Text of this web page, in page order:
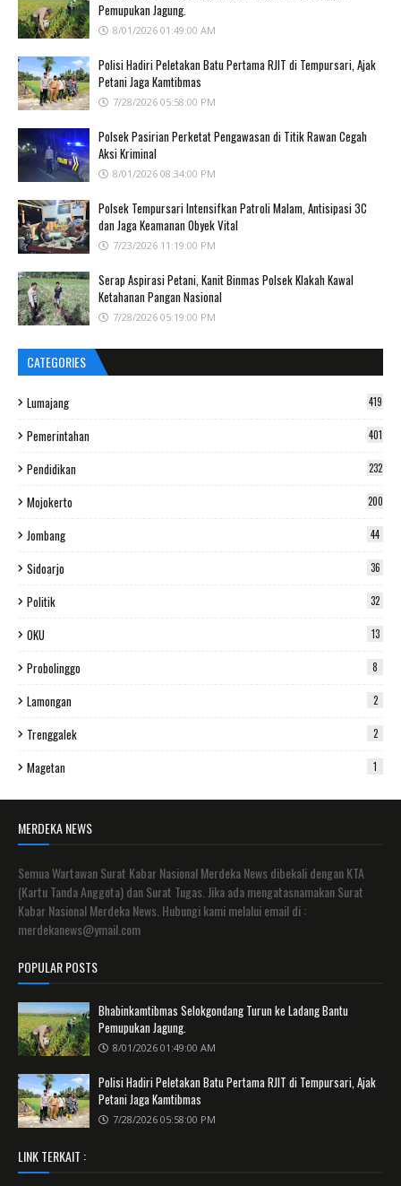
Pemupukan Jagung.
8/01/2026 01:49:00 AM
Polisi Hadiri Peletakan Batu Pertama RJIT di Tempursari, Ajak
Petani Jaga Kamtibmas
7/28/2026 05:58:00 PM
Polsek Pasirian Perketat Pengawasan di Titik Rawan Cegah
Aksi Kriminal
8/01/2026 08:34:00 PM
Polsek Tempursari Intensifkan Patroli Malam, Antisipasi 3C
dan Jaga Keamanan Obyek Vital
7/23/2026 11:19:00 PM
Serap Aspirasi Petani, Kanit Binmas Polsek Klakah Kawal
Ketahanan Pangan Nasional
7/28/2026 05:19:00 PM
CATEGORIES
Lumajang 419
Pemerintahan 401
Pendidikan 232
Mojokerto 200
Jombang 44
Sidoarjo 36
Politik 32
OKU 13
Probolinggo 8
Lamongan 2
Trenggalek 2
Magetan 1
MERDEKA NEWS
Semua Wartawan Surat Kabar Nasional Merdeka News dibekali dengan KTA
(Kartu Tanda Anggota) dan Surat Tugas. Jika ada mengatasnamakan Surat
Kabar Nasional Merdeka News. Hubungi kami melalui email di :
merdekanews@ymail.com
POPULAR POSTS
Bhabinkamtibmas Selokgondang Turun ke Ladang Bantu
Pemupukan Jagung.
8/01/2026 01:49:00 AM
Polisi Hadiri Peletakan Batu Pertama RJIT di Tempursari, Ajak
Petani Jaga Kamtibmas
7/28/2026 05:58:00 PM
LINK TERKAIT :